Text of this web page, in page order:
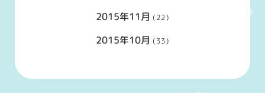
2015年11月 (22)
2015年10月 (33)